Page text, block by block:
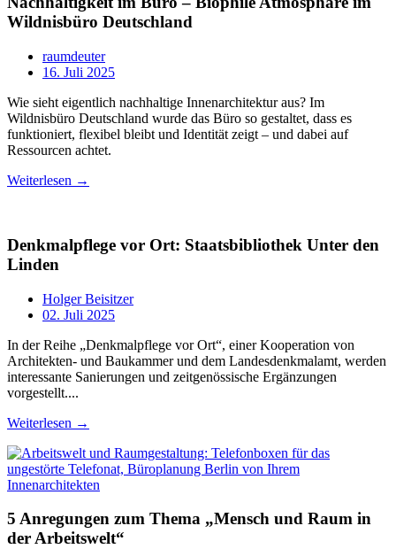
Wildnisbüro Deutschland
raumdeuter
16. Juli 2025
Wie sieht eigentlich nachhaltige Innenarchitektur aus? Im
Wildnisbüro Deutschland wurde das Büro so gestaltet, dass es
funktioniert, flexibel bleibt und Identität zeigt – und dabei auf
Ressourcen achtet.
Weiterlesen →
Denkmalpflege vor Ort: Staatsbibliothek Unter den
Linden
Holger Beisitzer
02. Juli 2025
In der Reihe „Denkmalpflege vor Ort“, einer Kooperation von
Architekten- und Baukammer und dem Landesdenkmalamt, werden
interessante Sanierungen und zeitgenössische Ergänzungen
vorgestellt....
Weiterlesen →
5 Anregungen zum Thema „Mensch und Raum in
der Arbeitswelt“